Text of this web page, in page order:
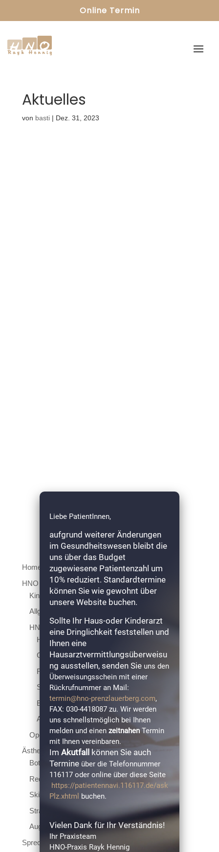
Online Termin
Aktuelles
von basti| Dez. 31, 2023
Liebe PatientInnen,
aufgrund weiterer Änderungen
im Gesundheitswesen bleibt die
uns über das Budget
zugewiesene Patientenzahl um
10% reduziert. Standardtermine
können Sie wie gewohnt über
unsere Website buchen.
Sollte Ihr Haus-oder Kinderarzt
eine Dringlichkeit feststellen und
Ihnen eine
Hausarztvermittlungsüberweisu
ng ausstellen, senden Sie uns den
Überweisungsschein mit einer
Rückrufnummer an Mail:
termin@hno-prenzlauerberg.com,
FAX: 030-4418087 zu. Wir werden
uns schnellstmöglich bei Ihnen
melden und einen zeitnahen Termin
mit Ihnen vereinbaren.
Im Akutfallkönnen Sie auch
Termineüber die Telefonnummer
116117 oder online über diese Seite
https://patientennavi.116117.de/ask
Plz.xhtml buchen.
Vielen Dank für Ihr Verständnis!
Ihr Praxisteam
HNO-Praxis Rayk Hennig
Home
HNO
Kinder HNO
Allgemeine HNO
HNO Diagnostik
Hörtestung
Gleichgewichtsprüfung
Rhinomanometrie
Schlafapnoediagnostik
Endoskopien
Allergiediagnostik
Operative Eingriffe
Ästhetik
Botoxtherapie
Reduktion von Fettpolstern
Skin Booster
Straffung der Haut (PRP)
Augenlidstraffung & Augenlidkorrektur
Sprechzeiten